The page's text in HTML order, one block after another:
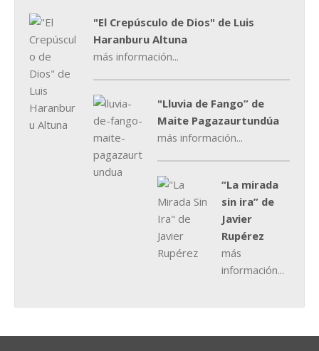
"El Crepúsculo de Dios" de Luis
Haranburu Altuna
más información...
"Lluvia de Fango” de
Maite Pagazaurtundúa
más información...
“La mirada
sin ira” de
Javier
Rupérez
más
información...